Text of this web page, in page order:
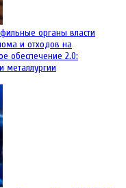
органы власти
и отходов на
обеспечение 2.0:
металлургии